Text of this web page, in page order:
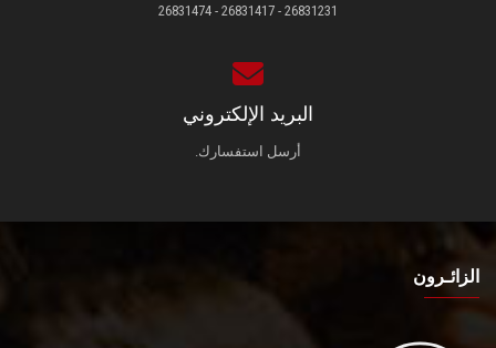
26831231 - 26831417 - 26831474
البريد الإلكتروني
أرسل استفسارك.
الزائـرون